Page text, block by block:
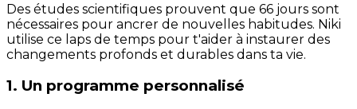
Des études scientifiques prouvent que 66 jours sont
nécessaires pour ancrer de nouvelles habitudes. Niki
utilise ce laps de temps pour t'aider à instaurer des
changements profonds et durables dans ta vie.
1. Un programme personnalisé